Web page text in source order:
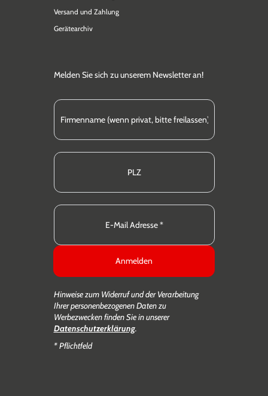
Versand und Zahlung
Gerätearchiv
Melden Sie sich zu unserem Newsletter an!
Anmelden
Hinweise zum Widerruf und der Verarbeitung
Ihrer personenbezogenen Daten zu
Werbezwecken finden Sie in unserer
Datenschutzerklärung.
* Pflichtfeld